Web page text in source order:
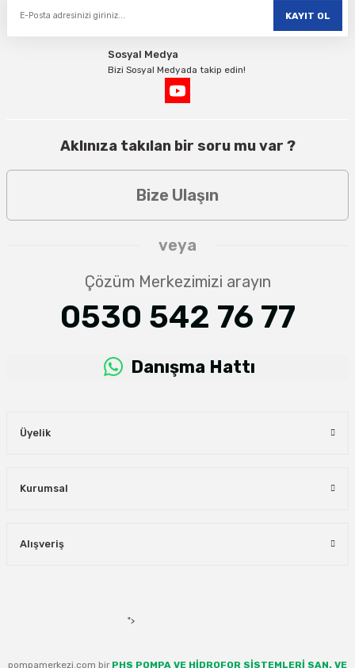
KAYIT OL
Sosyal Medya
Bizi Sosyal Medyada takip edin!
Aklınıza takılan bir soru mu var ?
Bize Ulaşın
veya
Çözüm Merkezimizi arayın
0530 542 76 77
Danışma Hattı
Üyelik
Kurumsal
Alışveriş
">
pompamerkezi.com bir PHS POMPA VE HİDROFOR SİSTEMLERİ SAN. VE